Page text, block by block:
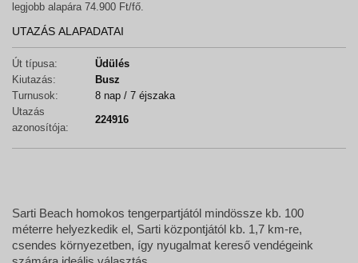
legjobb alapára 74.900 Ft/fő.
UTAZÁS ALAPADATAI
Út típusa:
Üdülés
Kiutazás:
Busz
Turnusok:
8 nap / 7 éjszaka
Utazás
azonosítója:
224916
Sarti Beach homokos tengerpartjától mindössze kb. 100
méterre helyezkedik el, Sarti központjától kb. 1,7 km-re,
csendes környezetben, így nyugalmat kereső vendégeink